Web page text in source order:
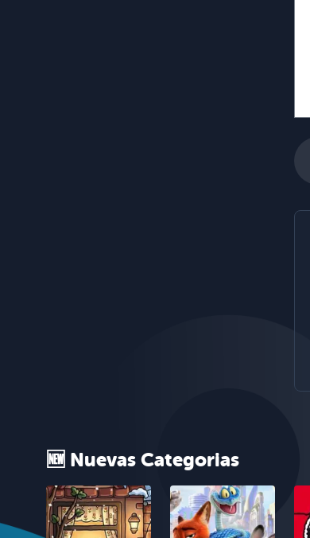
🆕 Nuevas Categorias